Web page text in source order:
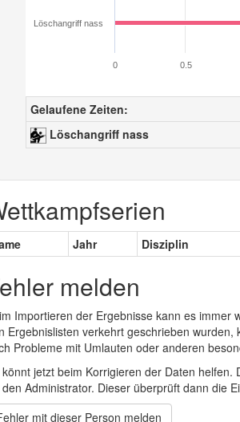
Löschangriff nass
0 0.5
Gelaufene Zeiten:
Löschangriff nass
Jahr Disziplin
melden
Importieren der Ergebnisse kann es
Ergebnislisten verkehrt geschrieben
Probleme mit Umlauten oder anderen
könnt jetzt beim Korrigieren der Daten
Administrator. Dieser überprüft dann die
mit dieser Person melden